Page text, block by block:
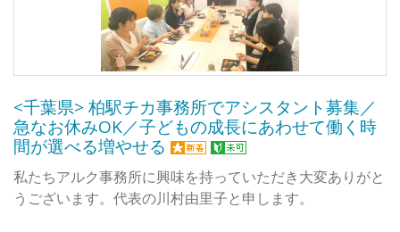
業務はいきなり丸投げしません。
社労士の仕事を一生モノのスキルとして
「ちゃんと身につけたい」方を全力でサポートします。
少しでも気になりましたら、
ぜひお気軽にご応募ください。
お待ちしております！
<千葉県> 柏駅チカ事務所でアシスタント募集／
急なお休みOK／子どもの成長にあわせて働く時
間が選べる増やせる
私たちアルク事務所に興味を持っていただき大変ありがと
うございます。代表の川村由里子と申します。